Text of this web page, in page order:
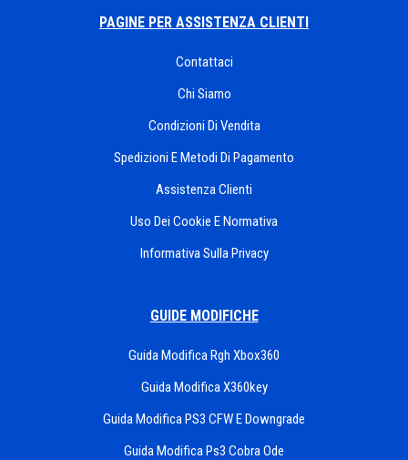
PAGINE PER ASSISTENZA CLIENTI
Contattaci
Chi Siamo
Condizioni Di Vendita
Spedizioni E Metodi Di Pagamento
Assistenza Clienti
Uso Dei Cookie E Normativa
Informativa Sulla Privacy
GUIDE MODIFICHE
Guida Modifica Rgh Xbox360
Guida Modifica X360key
Guida Modifica PS3 CFW E Downgrade
Guida Modifica Ps3 Cobra Ode